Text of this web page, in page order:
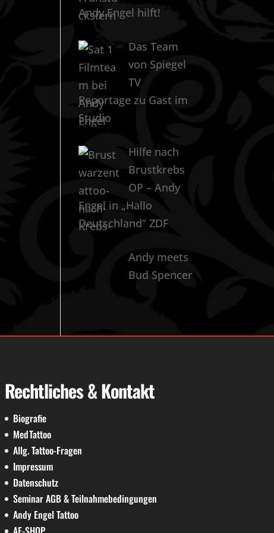
Andy Engel hilft!
Das Team
von Spiegel
TV
Reportage zu Gast im
Studio
Hilfe nach
Brustkrebs
OP – Andy
Engel in „Hallo
Deutschland“ ZDF
Andy meets
Bud Spencer
Rechtliches & Kontakt
Biografie
MedTattoo
Allg. Tattoo-Fragen
Impressum
Datenschutz
Seminar AGB & Teilnahmebedingungen
Andy Engel Tattoo